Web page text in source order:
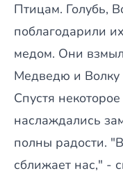
Птицам. Голубь,
поблагодарили
медом. Они
Медведю и Волку
Спустя
наслаждались
полны радости.
сближает нас," -